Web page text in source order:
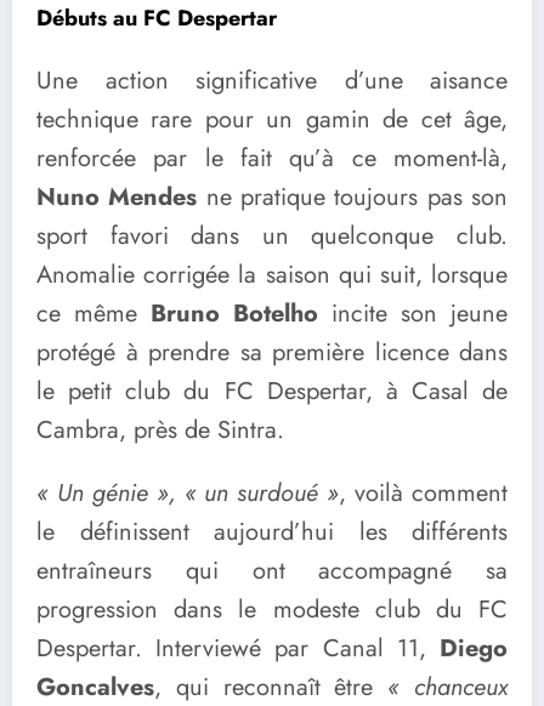
Débuts au FC Despertar
Une action significative d’une aisance
technique rare pour un gamin de cet âge,
renforcée par le fait qu’à ce moment-là,
Nuno Mendes ne pratique toujours pas son
sport favori dans un quelconque club.
Anomalie corrigée la saison qui suit, lorsque
ce même Bruno Botelho incite son jeune
protégé à prendre sa première licence dans
le petit club du FC Despertar, à Casal de
Cambra, près de Sintra.
« Un génie », « un surdoué », voilà comment
le définissent aujourd’hui les différents
entraîneurs qui ont accompagné sa
progression dans le modeste club du FC
Despertar. Interviewé par Canal 11, Diego
Goncalves, qui reconnaît être « chanceux